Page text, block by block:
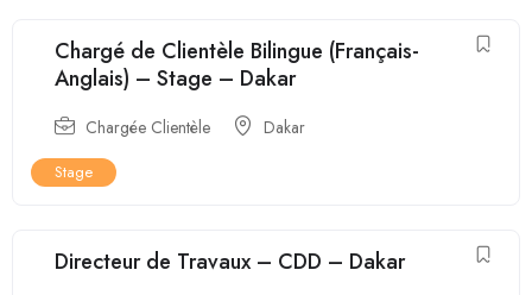
Chargé de Clientèle Bilingue (Français-
Anglais) – Stage – Dakar
Chargée Clientèle Dakar
Stage
Directeur de Travaux – CDD – Dakar